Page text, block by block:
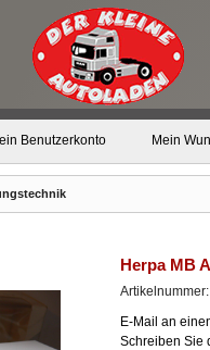
Benutzerkonto Mein
Herpa MB
E-Mail an
Schreiben Sie